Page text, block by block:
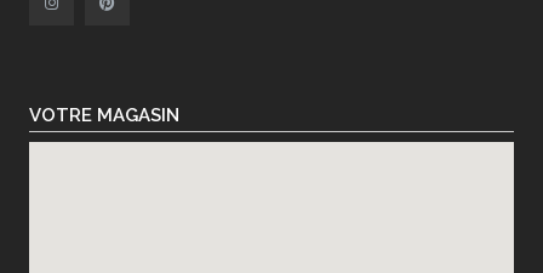
VOTRE MAGASIN